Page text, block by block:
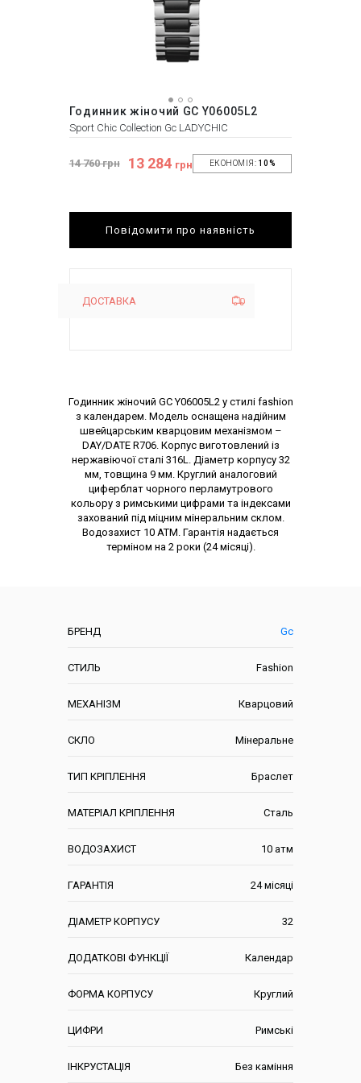
Годинник жіночий GC Y06005L2
Sport Chic Collection Gc LADYCHIC
14 760 грн 13 284 грн ЕКОНОМІЯ: 10%
Повідомити про наявність
ДОСТАВКА
БРЕНД Gc
СТИЛЬ Fashion
МЕХАНІЗМ Кварцовий
СКЛО Мінеральне
ТИП КРІПЛЕННЯ Браслет
МАТЕРІАЛ КРІПЛЕННЯ Сталь
ВОДОЗАХИСТ 10 атм
ГАРАНТІЯ 24 місяці
ДІАМЕТР КОРПУСУ 32
ДОДАТКОВІ ФУНКЦІЇ Календар
ФОРМА КОРПУСУ Круглий
ЦИФРИ Римські
ІНКРУСТАЦІЯ Без каміння
Опис товару
Годинник жіночий GC Y06005L2 у стилі fashion
з календарем. Модель оснащена надійним
швейцарським кварцовим механізмом –
DAY/DATE R706. Корпус виготовлений із
нержавіючої сталі 316L. Діаметр корпусу 32
мм, товщина 9 мм. Круглий аналоговий
циферблат чорного перламутрового
кольору з римськими цифрами та індексами
захований під міцним мінеральним склом.
Водозахист 10 АТМ. Гарантія надається
терміном на 2 роки (24 місяці).